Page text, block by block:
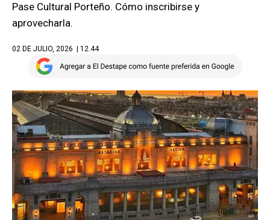
Pase Cultural Porteño. Cómo inscribirse y
aprovecharla.
02 DE JULIO, 2026 | 12.44